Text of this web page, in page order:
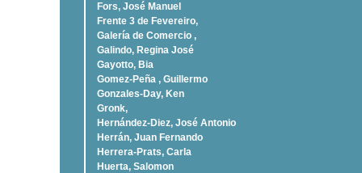
Fors, José Manuel
Frente 3 de Fevereiro,
Galería de Comercio ,
Galindo, Regina José
Gayotto, Bia
Gomez-Peña , Guillermo
Gonzales-Day, Ken
Gronk,
Hernández-Diez, José Antonio
Herrán, Juan Fernando
Herrera-Prats, Carla
Huerta, Salomon